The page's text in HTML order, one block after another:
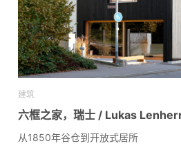
建筑
六框之家，瑞士 / Lukas
从1850年谷仓到开放式居所